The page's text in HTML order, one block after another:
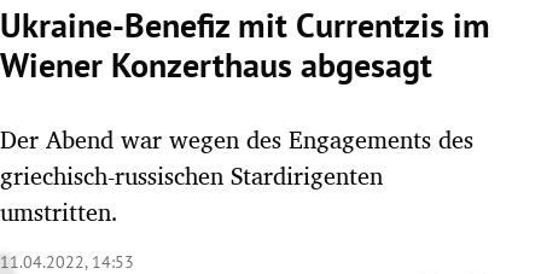
Untermenü
Untermenü
Ukraine-Benefiz mit Currentzis im
Wiener Konzerthaus abgesagt
Der Abend war wegen des Engagements des
griechisch-russischen Stardirigenten
umstritten.
11.04.2022, 14:53